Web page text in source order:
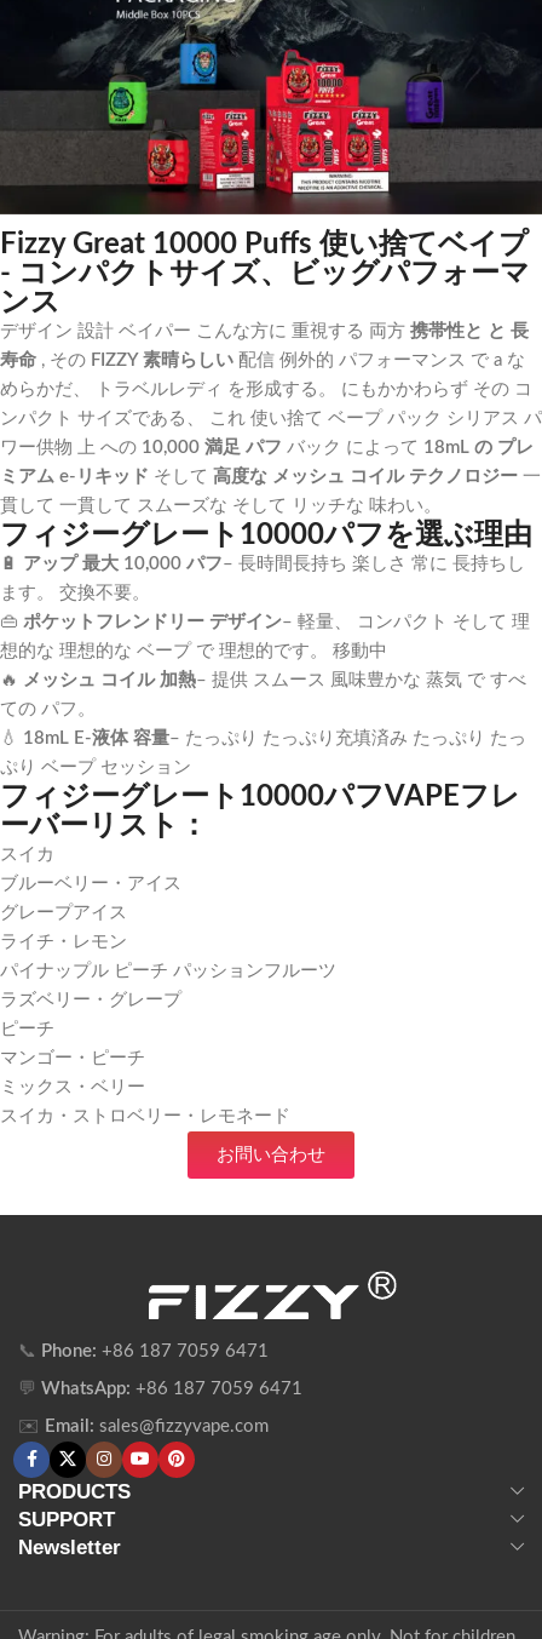
Fizzy Great 10000 Puffs 使い捨てベイプ
- コンパクトサイズ、ビッグパフォーマ
ンス
デザイン 設計 ベイパー こんな方に 重視する 両方 携帯性と と 長
寿命 , その FIZZY 素晴らしい 配信 例外的 パフォーマンス で a な
めらかだ、
トラベル レディ を形成する。 にもかかわらず その コ
ンパクト サイズである、 これ 使い捨て ベープ パック シリアス パ
ワー供物 上 への 10,000 満足 パフ バック によって 18mL の プレ
ミアム e- リキッド そして 高度な メッシュ コイル テクノロジー 一
貫して 一貫して スムーズな そして リッチな 味わい。
フィジーグレート10000パフを選ぶ理由
🔋 アップ 最大 10,000 パフ– 長時間長持ち 楽しさ 常に 長持ちし
ます。 交換不要。
👜 ポケット フレンドリー デザイン– 軽量、 コンパクト そして 理
想的な 理想的な ベープ で 理想的です。 移動中
🔥 メッシュ コイル 加熱– 提供 スムース 風味豊かな 蒸気 で すべ
ての パフ。
💧 18mL E-液体 容量– たっぷり たっぷり 充填済み たっぷり たっ
ぷり ベープ セッション
フィジーグレート10000パフVAPEフレ
ーバーリスト：
スイカ
ブルーベリー・アイス
グレープアイス
ライチ・レモン
パイナップル ピーチ パッションフルーツ
ラズベリー・グレープ
ピーチ
マンゴー・ピーチ
ミックス・ベリー
スイカ・ストロベリー・レモネード
お問い合わせ
📞 Phone: +86 187 7059 6471
💬 WhatsApp: +86 187 7059 6471
✉️ Email: sales@fizzyvape.com
PRODUCTS
SUPPORT
Newsletter